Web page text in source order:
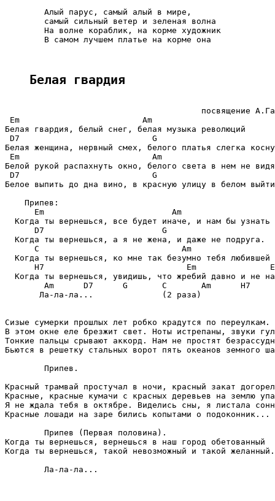
        Алый парус, самый алый в мире,
        самый сильный ветер и зеленая волна
        На волне кораблик, на корме художник
        В самом лучшем платье на корме она
Белая гвардия
посвящение
Em                         Am
Белая гвардия, белый снег, белая музыка революций
D7                           G
Белая женщина, нервный смех, белого платья слегка
Em                           Am
Белой рукой распахнуть окно, белого света в нем не видя
D7                           G
Белое выпить до дна вино, в красную улицу в белом
    Припев:
      Em                          Am
Когда ты вернешься, все будет иначе, и нам бы узнать
      D7                        G
  Когда ты вернешься, а я не жена, и даже не подруга.
      C                             Am
Когда ты вернешься, ко мне так безумно тебя любившей
H7                             Em
Когда ты вернешься, увидишь, что жребий давно и не
Am      D7      G       C       Am      H7
       Ла-ла-ла...              (2 раза)
Сизые сумерки прошлых лет робко крадутся по переулкам.
В этом окне еле брезжит свет. Ноты истрепаны, звуки
Тонкие пальцы срывают аккорд. Нам не простят
Бьются в решетку стальных ворот пять океанов земного
        Припев.
Красный трамвай простучал в ночи, красный закат
Красные, красные кумачи с красных деревьев на землю
Я не ждала тебя в октябре. Виделись сны, я листала
Красные лошади на заре бились копытами о подоконник...
        Припев (Первая половина).
Когда ты вернешься, вернешься в наш город обетованный
Когда ты вернешься, такой невозможный и такой
        Ла-ла-ла...